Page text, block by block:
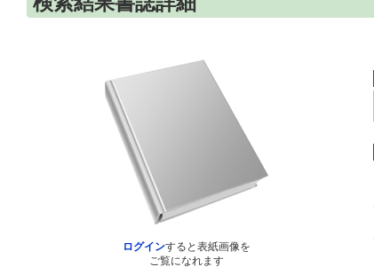
ログインすると表紙画像を
ご覧になれます